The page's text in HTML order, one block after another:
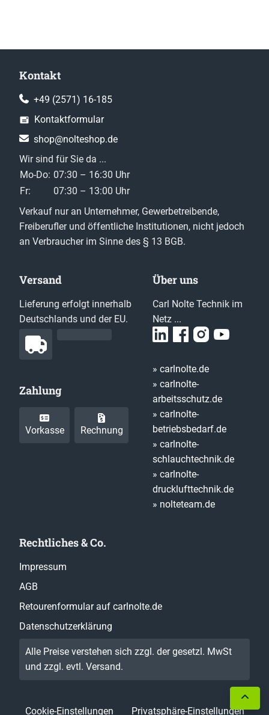
Kontakt
+49 (2571) 16-185
Kontaktformular
shop@nolteshop.de
Wir sind für Sie da ...
Mo-Do: 07:30 – 16:30 Uhr
Fr:
07:30 – 13:00 Uhr
Verkauf nur an Unternehmer, Gewerbetreibende,
Freiberufler und öffentliche Institutionen, nicht jedoch
an Verbraucher im Sinne des § 13 BGB.
Versand
Lieferung erfolgt innerhalb
Deutschlands und der EU.
Zahlung
Vorkasse Rechnung
Über uns
Carl Nolte Technik im
Netz ...
» carlnolte.de
» carlnolte-
arbeitsschutz.de
» carlnolte-
betriebsbedarf.de
» carlnolte-
schlauchtechnik.de
» carlnolte-
drucklufttechnik.de
» nolteteam.de
Rechtliches & Co.
Impressum
AGB
Retourenformular auf carlnolte.de
Datenschutzerklärung
Alle Preise verstehen sich zzgl. der gesetzl. MwSt
und zzgl. evtl. Versand.
Cookie-Einstellungen Privatsphäre-Einstellungen